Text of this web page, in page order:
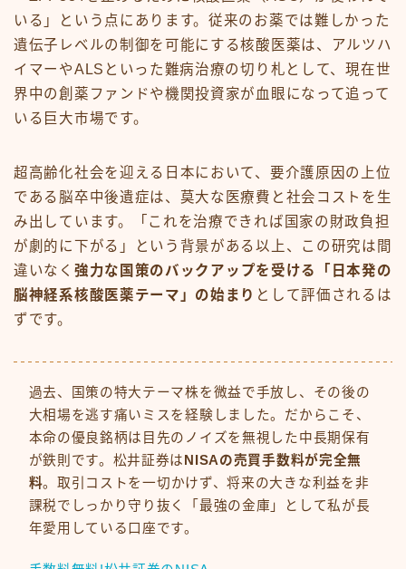
いる」という点にあります。従来のお薬では難しかった
遺伝子レベルの制御を可能にする核酸医薬は、アルツハ
イマーやALSといった難病治療の切り札として、現在世
界中の創薬ファンドや機関投資家が血眼になって追って
いる巨大市場です。
超高齢化社会を迎える日本において、要介護原因の上位
である脳卒中後遺症は、莫大な医療費と社会コストを生
み出しています。「これを治療できれば国家の財政負担
が劇的に下がる」という背景がある以上、この研究は間
違いなく 強力な国策のバックアップを受ける「日本発の
脳神経系核酸医薬テーマ」の始まり として評価されるは
ずです。
過去、国策の特大テーマ株を微益で手放し、その後の
大相場を逃す痛いミスを経験しました。だからこそ、
本命の優良銘柄は目先のノイズを無視した中長期保有
が鉄則です。松井証券は NISAの売買手数料が完全無
料。取引コストを一切かけず、将来の大きな利益を非
課税でしっかり守り抜く「最強の金庫」として私が長
年愛用している口座です。